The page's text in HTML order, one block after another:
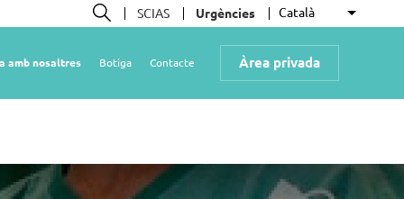
Cerca
SCIAS Urgències Català Llista
Àrea privada
amb nosaltres Botiga Contacte